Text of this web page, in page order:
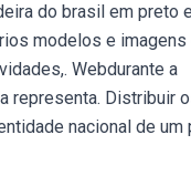
do brasil em preto e
modelos e imagens
Webdurante a
representa. Distribuir
nacional de um